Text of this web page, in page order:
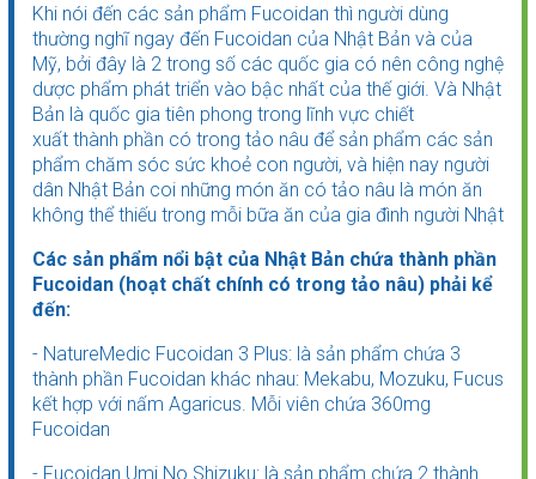
Khi nói đến các sản phẩm Fucoidan thì người dùng
thường nghĩ ngay đến Fucoidan của Nhật Bản và của
Mỹ, bởi đây là 2 trong số các quốc gia có nên công nghệ
dược phẩm phát triển vào bậc nhất của thế giới. Và Nhật
Bản là quốc gia tiên phong trong lĩnh vực chiết
xuất thành phần có trong tảo nâu để sản phẩm các sản
phẩm chăm sóc sức khoẻ con người, và hiện nay người
dân Nhật Bản coi những món ăn có tảo nâu là món ăn
không thể thiếu trong mỗi bữa ăn của gia đình người Nhật
Các sản phẩm nổi bật của Nhật Bản chứa thành phần
Fucoidan (hoạt chất chính có trong tảo nâu) phải kể
đến:
- NatureMedic Fucoidan 3 Plus: là sản phẩm chứa 3
thành phần Fucoidan khác nhau: Mekabu, Mozuku, Fucus
kết hợp với nấm Agaricus. Mỗi viên chứa 360mg
Fucoidan
- Fucoidan Umi No Shizuku: là sản phẩm chứa 2 thành